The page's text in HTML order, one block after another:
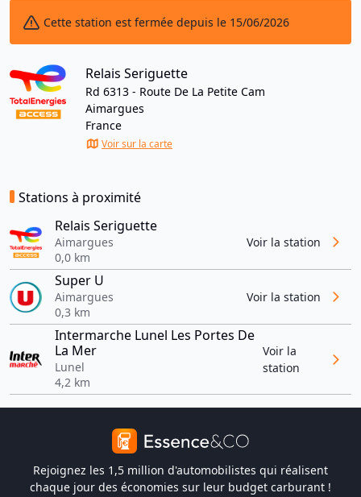
Cette station est fermée depuis le 15/06/2026
Relais Seriguette
Rd 6313 - Route De La Petite Cam
Aimargues
France
Voir sur la carte
Stations à proximité
Relais Seriguette
Aimargues
0,0 km
Voir la station
Super U
Aimargues
0,3 km
Voir la station
Intermarche Lunel Les Portes De
La Mer
Lunel
4,2 km
Voir la
station
Rejoignez les 1,5 million d'automobilistes qui réalisent
chaque jour des économies sur leur budget carburant !